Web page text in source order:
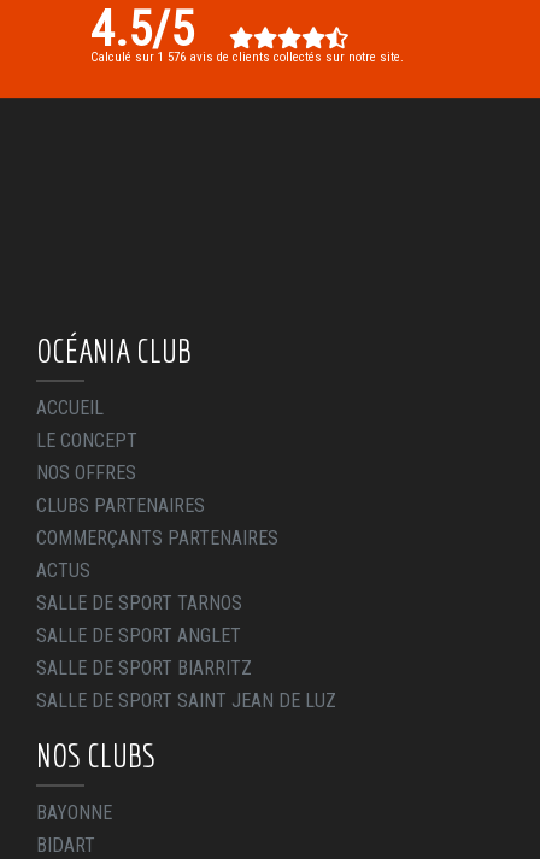
4.5/5
Calculé sur 1 576 avis de clients collectés sur notre site.
OCÉANIA CLUB
ACCUEIL
LE CONCEPT
NOS OFFRES
CLUBS PARTENAIRES
COMMERÇANTS PARTENAIRES
ACTUS
SALLE DE SPORT TARNOS
SALLE DE SPORT ANGLET
SALLE DE SPORT BIARRITZ
SALLE DE SPORT SAINT JEAN DE LUZ
NOS CLUBS
BAYONNE
BIDART